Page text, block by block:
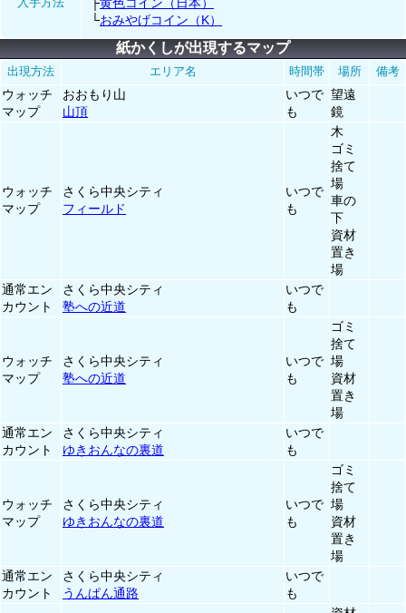
└おみやげコイン（K）
紙かくしが出現するマップ
出現方法 エリア名 時間帯 場所 備考
ウォッチ
マップ
おおもり山
山頂
いつで
も
望遠
鏡
ウォッチ
マップ
さくら中央シティ
フィールド
いつで
も
木
ゴミ
捨て
場
車の
下
資材
置き
場
通常エン
カウント
さくら中央シティ
塾への近道
いつで
も
ウォッチ
マップ
さくら中央シティ
塾への近道
いつで
も
ゴミ
捨て
場
資材
置き
場
通常エン
カウント
さくら中央シティ
ゆきおんなの裏道
いつで
も
ウォッチ
マップ
さくら中央シティ
ゆきおんなの裏道
いつで
も
ゴミ
捨て
場
資材
置き
場
通常エン
カウント
さくら中央シティ
うんぱん通路
いつで
も